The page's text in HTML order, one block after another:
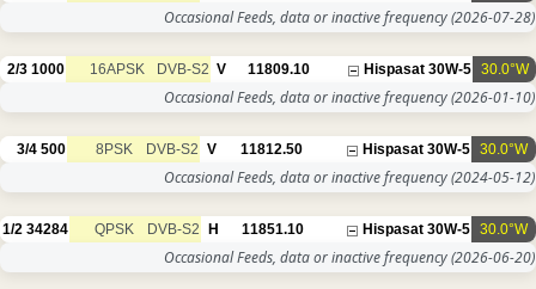
Occasional Feeds, data or
11809.10
V
DVB-S2
16APSK
1000
2/3
Occasional Feeds, data or
11812.50
V
DVB-S2
8PSK
500
3/4
Occasional Feeds, data or
11851.10
H
DVB-S2
QPSK
34284
1/2
Occasional Feeds, data or